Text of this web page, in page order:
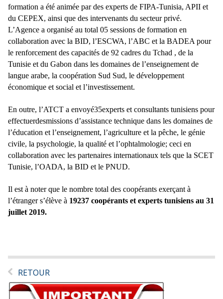
formation a été animée par des experts de FIPA-Tunisia, APII et
du CEPEX, ainsi que des intervenants du secteur privé.
L’Agence a organisé au total 05 sessions de formation en
collaboration avec la BID, l’ESCWA, l’ABC et la BADEA pour
le renforcement des capacités de 92 cadres du Tchad , de la
Tunisie et du Gabon dans les domaines de l’enseignement de
langue arabe, la coopération Sud Sud, le développement
économique et social et l’investissement.
En outre, l’ATCT a envoyé35experts et consultants tunisiens pour
effectuerdesmissions d’assistance technique dans les domaines de
l’éducation et l’enseignement, l’agriculture et la pêche, le génie
civile, la psychologie, la qualité et l’ophtalmologie; ceci en
collaboration avec les partenaires internationaux tels que la SCET
Tunisie, l’OADA, la BID et le PNUD.
Il est à noter que le nombre total des coopérants exerçant à
l’étranger s’élève à 19237 coopérants et experts tunisiens au 31
juillet 2019.
RETOUR